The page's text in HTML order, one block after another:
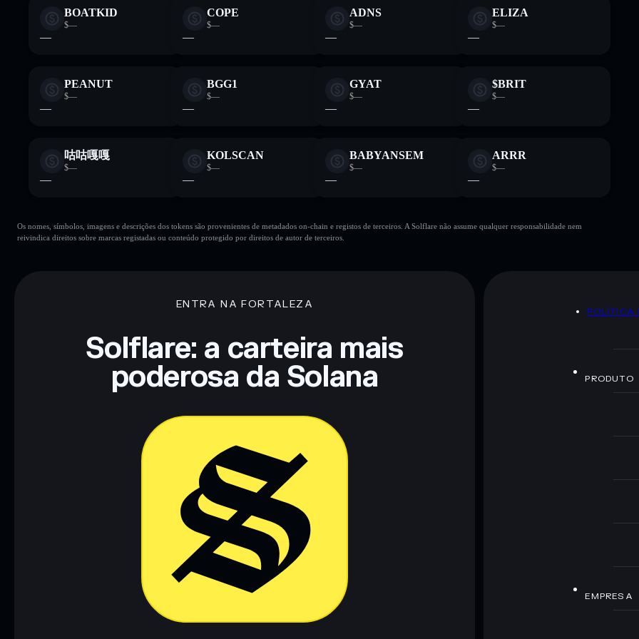
BOATKID
$—
—
COPE
$—
—
ADNS
$—
—
ELIZA
$—
—
PEANUT
$—
—
BGG1
$—
—
GYAT
$—
—
$BRIT
$—
—
咕咕嘎嘎
$—
—
KOLSCAN
$—
—
BABYANSEM
$—
—
ARRR
$—
—
Os nomes, símbolos, imagens e descrições dos tokens são provenientes de metadados on-chain e registos de terceiros. A Solflare não assume qualquer responsabilidade nem
reivindica direitos sobre marcas registadas ou conteúdo protegido por direitos de autor de terceiros.
ENTRA NA FORTALEZA
Solflare: a carteira mais
poderosa da Solana
POLÍTICA
PRODUTO
EMPRESA